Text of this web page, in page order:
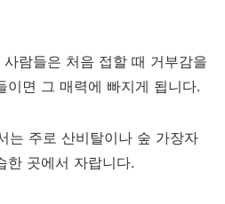
람들은 처음 접할 때 거부감을
이면 그 매력에 빠지게 됩니다.
는 주로 산비탈이나 숲 가장자
한 곳에서 자랍니다.